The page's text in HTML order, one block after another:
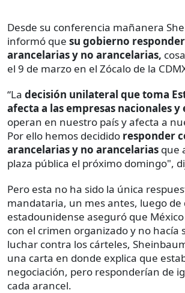
Desde su conferencia mañanera
informó que su gobierno
arancelarias y no arancelarias,
el 9 de marzo en el Zócalo de la
“La decisión unilateral que toma
afecta a las empresas nacionales
operan en nuestro país y afecta a
Por ello hemos decidido responder
arancelarias y no arancelarias que
plaza pública el próximo domingo",
Pero esta no ha sido la única
mandataria, un mes antes, luego
estadounidense aseguró que
con el crimen organizado y no hacía
luchar contra los cárteles,
una carta en donde explica que
negociación, pero responderían de
cada arancel.